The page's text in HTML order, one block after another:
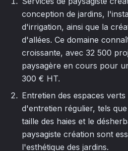
conception de jardins,
d'irrigation, ainsi que la
d'allées. Ce domaine
croissante, avec 32 500
paysagère en cours pour
300 € HT.
Entretien des espaces
d'entretien régulier, tels
taille des haies et le
paysagiste création sont
l'esthétique des jardins.